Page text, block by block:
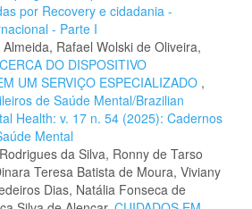
por Recovery e cidadania -
- Parte I
Rafael Wolski de Oliveira,
DO DISPOSITIVO
UM SERVIÇO ESPECIALIZADO ,
de Saúde Mental/Brazilian
Health: v. 17 n. 54 (2025): Cadernos
Mental
da Silva, Ronny de Tarso
Teresa Batista de Moura, Viviany
Dias, Natália Fonseca de